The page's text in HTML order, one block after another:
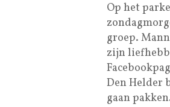
Op het
groep.
zijn
Den Helder
gaan